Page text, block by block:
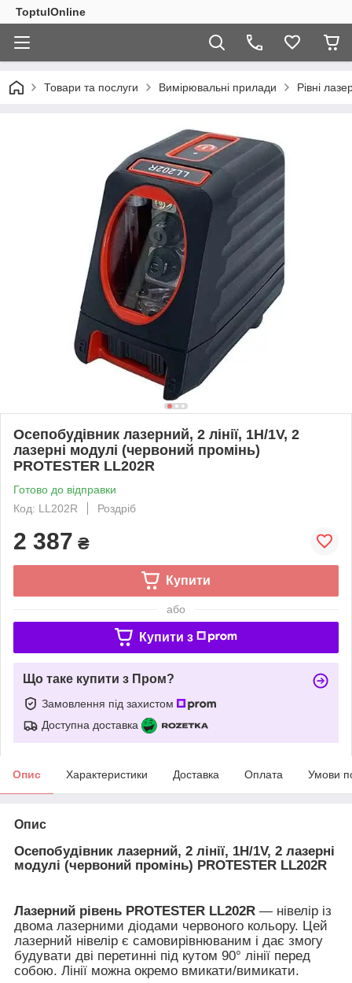
ToptulOnline
Товари та послуги Вимірювальні прилади Рівні
Осепобудівник лазерний, 2 лінії, 1H/1V, 2
лазерні модулі (червоний промінь)
PROTESTER LL202R
Готово до відправки
Код: LL202R
Роздріб
2 387 ₴
Купити
або
Купити з
Що таке купити з Пром?
Замовлення під захистом
Доступна доставка
Опис Характеристики Доставка Оплата Умови
Опис
Осепобудівник лазерний, 2 лінії, 1H/1V, 2 лазерні
модулі (червоний промінь) PROTESTER LL202R
Лазерний рівень PROTESTER LL202R — нівелір із
двома лазерними діодами червоного кольору. Цей
лазерний нівелір є самовирівнюваним і дає змогу
будувати дві перетинні під кутом 90° лінії перед
собою. Лінії можна окремо вмикати/вимикати.